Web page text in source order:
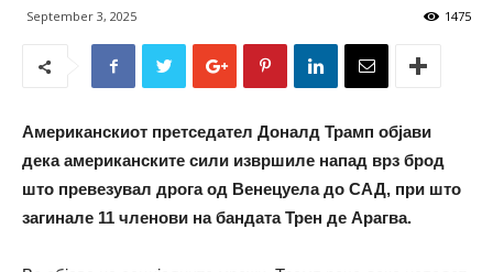
September 3, 2025 1475
Американскиот претседател Доналд Трамп објави
дека американските сили извршиле напад врз брод
што превезувал дрога од Венецуела до САД, при што
загинале 11 членови на бандата Трен де Арагва.